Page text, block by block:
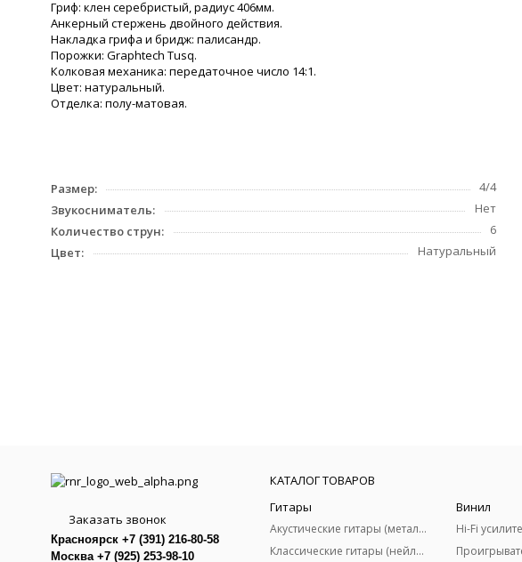
Гриф: клен серебристый, радиус 406мм.
Анкерный стержень двойного действия.
Накладка грифа и бридж: палисандр.
Порожки: Graphtech Tusq.
Колковая механика: передаточное число 14:1.
Цвет: натуральный.
Отделка: полу-матовая.
Размер:
4/4
Звукосниматель:
Нет
Количество струн:
6
Цвет:
Натуральный
Заказать звонок
Красноярск +7 (391) 216-80-58
Москва +7 (925) 253-98-10
КАТАЛОГ ТОВАРОВ
Гитары
Акустические гитары (металлические струны)
Классические гитары (нейлоновые струны)
Винил
Hi-Fi